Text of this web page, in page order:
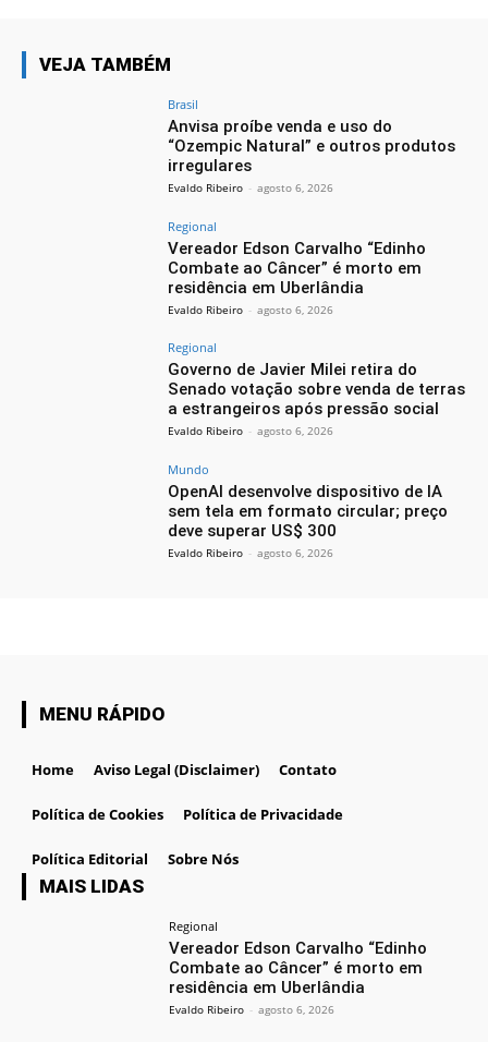
VEJA TAMBÉM
Brasil
Anvisa proíbe venda e uso do
“Ozempic Natural” e outros produtos
irregulares
Evaldo Ribeiro - agosto 6, 2026
Regional
Vereador Edson Carvalho “Edinho
Combate ao Câncer” é morto em
residência em Uberlândia
Evaldo Ribeiro - agosto 6, 2026
Regional
Governo de Javier Milei retira do
Senado votação sobre venda de terras
a estrangeiros após pressão social
Evaldo Ribeiro - agosto 6, 2026
Mundo
OpenAI desenvolve dispositivo de IA
sem tela em formato circular; preço
deve superar US$ 300
Evaldo Ribeiro - agosto 6, 2026
MENU RÁPIDO
Home Aviso Legal (Disclaimer) Contato
Política de Cookies Política de Privacidade
Política Editorial Sobre Nós
MAIS LIDAS
Regional
Vereador Edson Carvalho “Edinho
Combate ao Câncer” é morto em
residência em Uberlândia
Evaldo Ribeiro - agosto 6, 2026